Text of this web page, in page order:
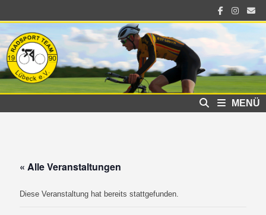
MENÜ
« Alle Veranstaltungen
Diese Veranstaltung hat bereits stattgefunden.